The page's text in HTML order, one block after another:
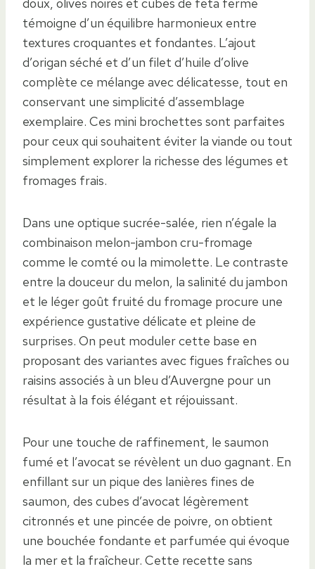
témoigne d’un équilibre harmonieux entre
textures croquantes et fondantes. L’ajout
d’origan séché et d’un filet d’huile d’olive
complète ce mélange avec délicatesse, tout en
conservant une simplicité d’assemblage
exemplaire. Ces mini brochettes sont parfaites
pour ceux qui souhaitent éviter la viande ou tout
simplement explorer la richesse des légumes et
fromages frais.
Dans une optique sucrée-salée, rien n’égale la
combinaison melon-jambon cru-fromage
comme le comté ou la mimolette. Le contraste
entre la douceur du melon, la salinité du jambon
et le léger goût fruité du fromage procure une
expérience gustative délicate et pleine de
surprises. On peut moduler cette base en
proposant des variantes avec figues fraîches ou
raisins associés à un bleu d’Auvergne pour un
résultat à la fois élégant et réjouissant.
Pour une touche de raffinement, le saumon
fumé et l’avocat se révèlent un duo gagnant. En
enfillant sur un pique des lanières fines de
saumon, des cubes d’avocat légèrement
citronnés et une pincée de poivre, on obtient
une bouchée fondante et parfumée qui évoque
la mer et la fraîcheur. Cette recette sans